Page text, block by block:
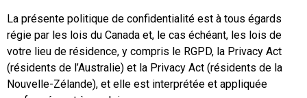
La présente politique de confidentialité est à tous égards
régie par les lois du Canada et, le cas échéant, les lois de
votre lieu de résidence, y compris le RGPD, la Privacy Act
(résidents de l’Australie) et la Privacy Act (résidents de la
Nouvelle-Zélande), et elle est interprétée et appliquée